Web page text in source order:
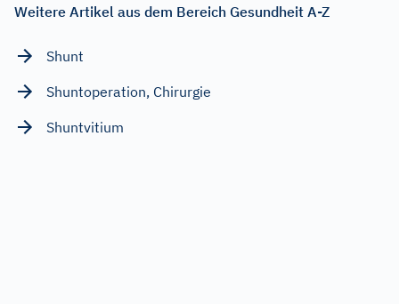
Weitere Artikel aus dem Bereich Gesundheit A-Z
Shunt
Shuntoperation, Chirurgie
Shuntvitium